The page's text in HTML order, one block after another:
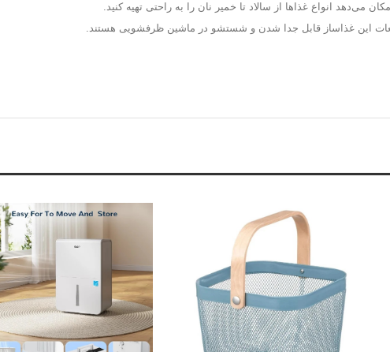
می‌دهد انواع غذاها از سالاد تا خمیر نان را به راحتی تهیه کنید.
این غذاساز قابل جدا شدن و شستشو در ماشین ظرفشویی هستند.